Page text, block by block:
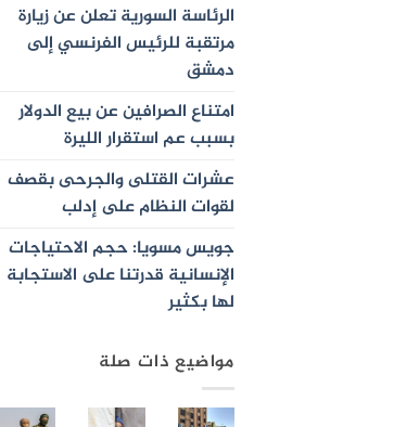
الرئاسة السورية تعلن عن زيارة
مرتقبة للرئيس الفرنسي إلى
دمشق
امتناع الصرافين عن بيع الدولار
بسبب عم استقرار الليرة
عشرات القتلى والجرحى بقصف
لقوات النظام على إدلب
جويس مسويا: حجم الاحتياجات
الإنسانية قدرتنا على الاستجابة
لها بكثير
مواضيع ذات صلة